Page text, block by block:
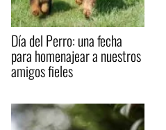
Día del Perro: una fecha
para homenajear a nuestros
amigos fieles